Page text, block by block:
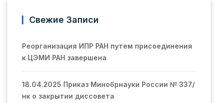
Свежие Записи
Реорганизация ИПР РАН путем присоединения
к ЦЭМИ РАН завершена
18.04.2025 Приказ Минобрнауки России № 337/
нк о закрытии диссовета